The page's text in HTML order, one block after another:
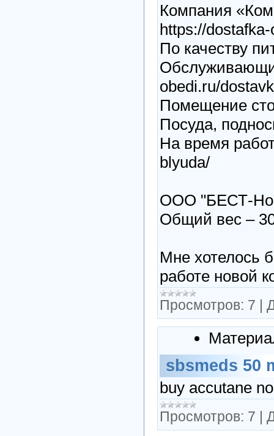
Компания
https://
По качеству
obedi.ru/
Помещение
Посуда,
На время
blyuda/
ООО "БЕСТ-
Общий вес –
Мне хотелось
работе новой
Просмотров: 7 |
sbsmeds 50
buy accutane
Просмотров: 7 |